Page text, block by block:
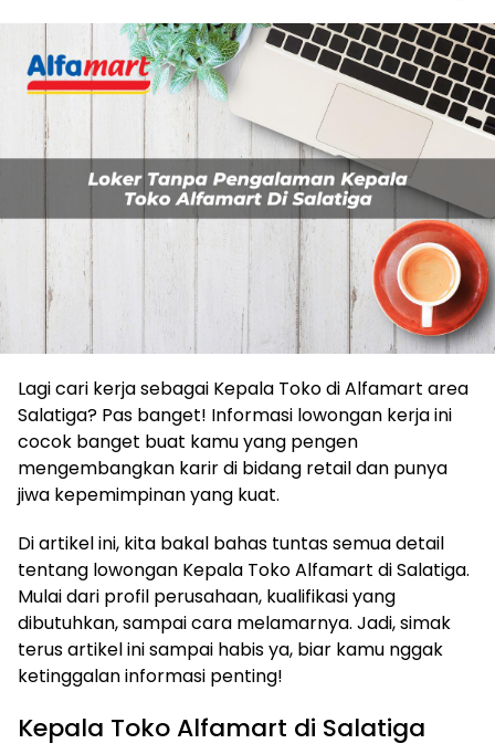
Lagi cari kerja sebagai Kepala Toko di Alfamart area
Salatiga? Pas banget! Informasi lowongan kerja ini
cocok banget buat kamu yang pengen
mengembangkan karir di bidang retail dan punya
jiwa kepemimpinan yang kuat.
Di artikel ini, kita bakal bahas tuntas semua detail
tentang lowongan Kepala Toko Alfamart di Salatiga.
Mulai dari profil perusahaan, kualifikasi yang
dibutuhkan, sampai cara melamarnya. Jadi, simak
terus artikel ini sampai habis ya, biar kamu nggak
ketinggalan informasi penting!
Kepala Toko Alfamart di Salatiga